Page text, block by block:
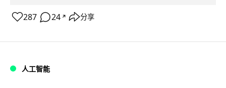
287 24 ↗ 分享
人工智能